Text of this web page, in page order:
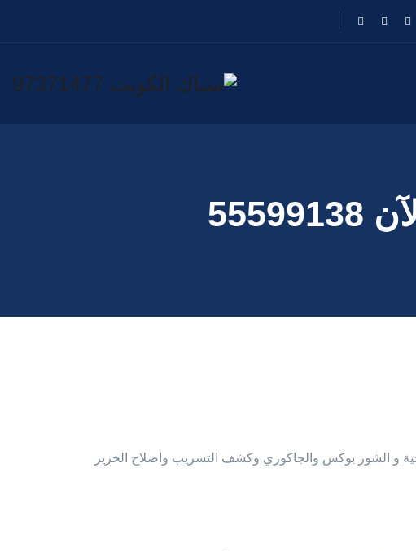
و الشور بوكس والجاكوزي وكشف التسريب واصلاح الخرير